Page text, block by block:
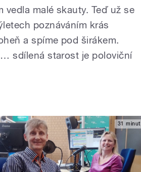
malé skauty. Teď už se
poznáváním krás
a spíme pod širákem.
sdílená starost je poloviční
31 minut